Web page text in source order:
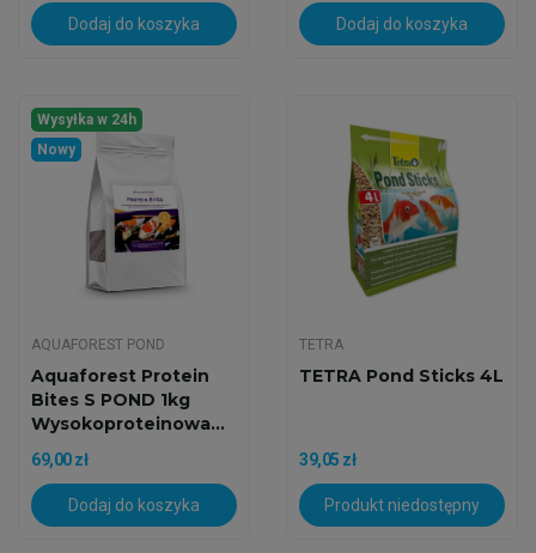
Dodaj do koszyka Dodaj do koszyka
Wysyłka w 24h
Nowy
AQUAFOREST POND
Aquaforest Protein
Bites S POND 1kg
Wysokoproteinowa...
69,00 zł
Dodaj do koszyka
TETRA
TETRA Pond Sticks 4L
39,05 zł
Produkt niedostępny